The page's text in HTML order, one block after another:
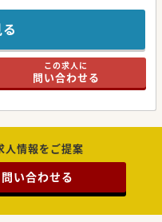
この求人に
問い合わせる
人情報をご提案
い合わせる